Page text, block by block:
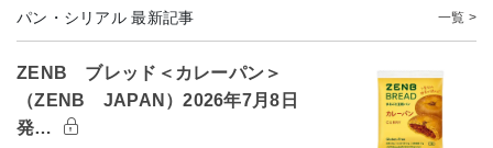
パン・シリアル 最新記事 一覧 >
ZENB ブレッド＜カレーパン＞
（ZENB JAPAN）2026年7月8日
発…